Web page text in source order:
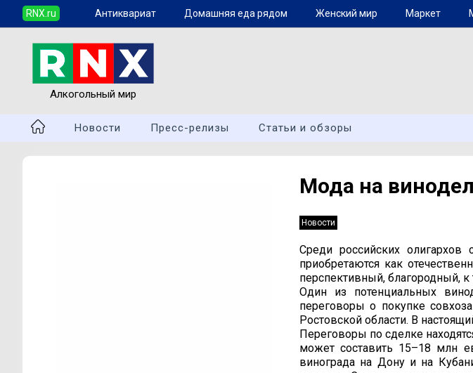
RNX.ru Антиквариат Домашняя еда рядом Женский мир Маркет
Алкогольный мир
Новости Пресс-релизы Статьи и обзоры
Мода на
Новости
Среди российских
приобретаются как
перспективный, благородный,
Один из потенциальных
переговоры о покупке
Ростовской области. В
Переговоры по сделке
может составить 15–18 млн
винограда на Дону и на